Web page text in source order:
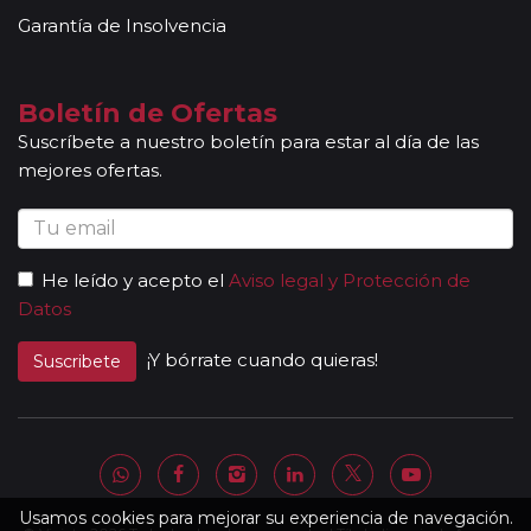
Usamos cookies para mejorar su experiencia de navegación.
cultura de los lugares visitados. En ocasiones, los
acompañantes podrán dar las explicaciones en dos
idiomas diferentes. Según circuito, le atenderá en su
viaje un único guía-acompañante o bien cambiará de
guía-acompañante en función de la etapa. Los guías
acompañantes siempre estarán presentes en los
paseos incluidos, pero poseen múltiples funciones y
persona en particular. En los momentos en que no
existen servicios incluidos en el programa, nuestros
guías pueden encontrarse realizando funciones bien
de coordinación, bien para otros grupos diferentes y
Al completar el pago de su viaje y una vez le
enviemos la documentación, se le facilitará una
página web donde encontrará el detalle de su
Garantía de Insolvencia
Boletín de Ofertas
Suscríbete a nuestro boletín para estar al día de las
mejores ofertas.
He leído y acepto el Aviso legal y Protección de
Datos
Suscribete ¡Y bórrate cuando quieras!